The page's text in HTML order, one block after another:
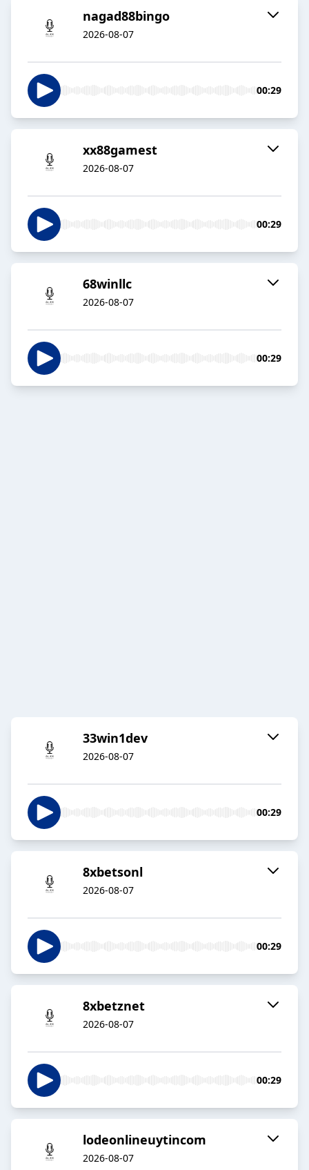
nagad88bingo
2026-08-07
00:29
xx88gamest
2026-08-07
00:29
68winllc
2026-08-07
00:29
33win1dev
2026-08-07
00:29
8xbetsonl
2026-08-07
00:29
8xbetznet
2026-08-07
00:29
lodeonlineuytincom
2026-08-07